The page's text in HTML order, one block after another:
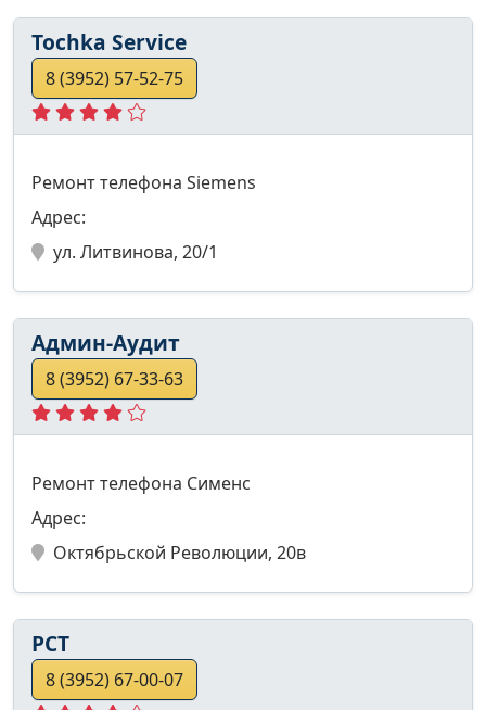
Tochka Service
8 (3952) 57-52-75
Ремонт телефона Siemens
Адрес:
ул. Литвинова, 20/1
Админ-Аудит
8 (3952) 67-33-63
Ремонт телефона Сименс
Адрес:
Октябрьской Революции, 20в
РСТ
8 (3952) 67-00-07